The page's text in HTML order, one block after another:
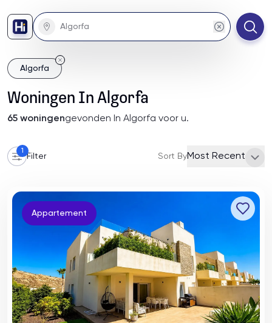
Algorfa
Woningen In Algorfa
65 woningengevonden In Algorfa voor u.
1
Filter Sort ByMost Recent
Appartement